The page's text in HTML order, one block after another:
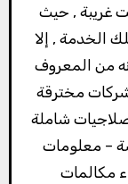
غريبة , حيث
الخدمة , إلا
من المعروف
مخترقة
شاملة
– معلومات
مكالمات